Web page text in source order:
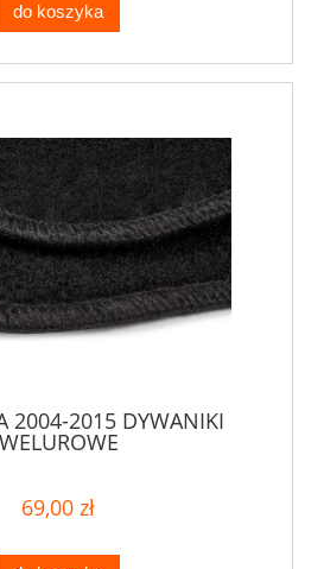
do koszyka
2004-2015 DYWANIKI
WELUROWE
69,00 zł